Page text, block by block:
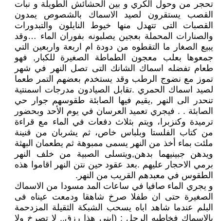
تحجر من وحول الكري و بين الحشائش الطويلة و نبات
القصب يستقرون لصيد الاسماك بالشصوص يمدون
القصبات التى تتهدل منها خيوط النايلون والتبدورات
والصنارات المحملة بعجين يصلبونه بفوران الماء …وقد
يبيع الصغار ما التقطوه من دودة ام اربعة واربعين التي
جمعوها بعلب معجون الطماطة الصغيرة للكبار, فهو
طعام تفضله اسماك الشانك التى تصل النهر في شهر
تموز مع نضوج الرطب وقد يستخدم بعضهم التمر طعما
لصيد اسماك الحمري .تقابل الصيادون مدرجات اسمنتية
تنحدر الى النهر ,يقيم فيها الصابئة طقوسهم جوار حي
الصابئة . . فيجري تعميد العرسان في يوم الأحد وبحضور
ترميدة وكنزبرا، ويتم بثلاث دفعات في الماء مع قراءة
من كتاب الفلستا وبلباس خاص، ثم يشربان من قنينة
ملئت بماء أخذ من النهر يسمى ممبوهة ثم يطعمان البهثة
ويدهن جبينيهما بدهن,ويتسلى الصبية من خلف النهر
برمي الاحجار عليهم .بعد عقود حين نتن النهر اقاموا هذه
الطقوس في معبدهم القريب من النهر.
و يجري الماء صافيا في ساعات المد مسودا من الاسماك
الصغيرة حتى ان طفلا صرخ شاهقا ودمعت عيناه فى
البلم عندما شاهد اباه يسحب الشبكة الثقيلة المزدحمة
بالاسماك فخاطبه الرجل : (ابني هذا رزق.. لا تصرخ ولا